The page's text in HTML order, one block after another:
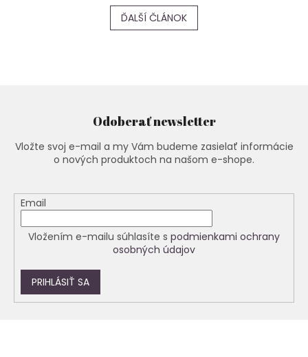
ĎALŠÍ ČLÁNOK
Odoberať newsletter
Vložte svoj e-mail a my Vám budeme zasielať informácie
o nových produktoch na našom e-shope.
Email
Vložením e-mailu súhlasíte s podmienkami ochrany
osobných údajov
PRIHLÁSIŤ SA